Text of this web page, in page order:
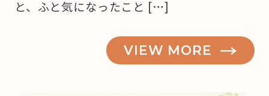
と、ふと気になったこと […]
VIEW MORE